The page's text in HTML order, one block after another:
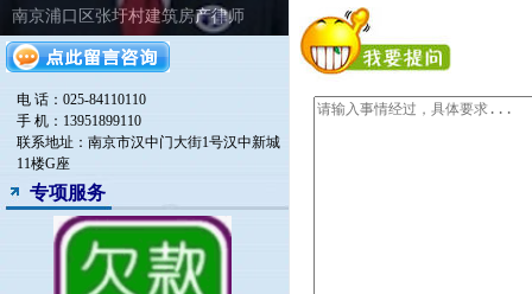
南京浦口区张圩村建筑房产律师
电 话：025-84110110
手 机：13951899110
联系地址：南京市汉中门大街1号汉中新城
11楼G座
专项服务